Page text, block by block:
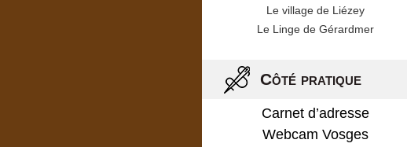
Le village de Liézey
Le Linge de Gérardmer
Côté pratique
Carnet d’adresse
Webcam Vosges